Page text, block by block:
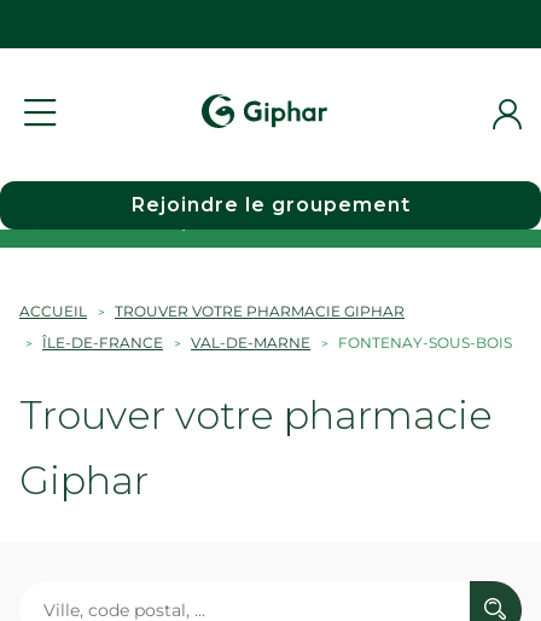
Choisir une pharmacie
Rejoindre le groupement
ACCUEIL
TROUVER VOTRE PHARMACIE GIPHAR
ÎLE-DE-FRANCE
VAL-DE-MARNE FONTENAY-SOUS-BOIS
Trouver votre pharmacie
Giphar